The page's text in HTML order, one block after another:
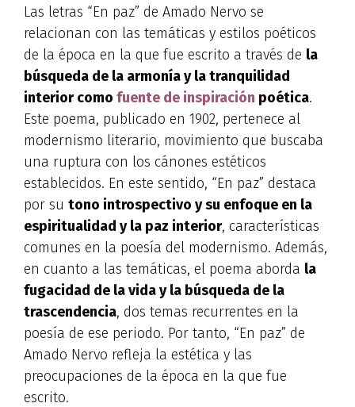
Las letras “En paz” de Amado Nervo se
relacionan con las temáticas y estilos poéticos
de la época en la que fue escrito a través de la
búsqueda de la armonía y la tranquilidad
interior como fuente de inspiración poética.
Este poema, publicado en 1902, pertenece al
modernismo literario, movimiento que buscaba
una ruptura con los cánones estéticos
establecidos. En este sentido, “En paz” destaca
por su tono introspectivo y su enfoque en la
espiritualidad y la paz interior, características
comunes en la poesía del modernismo. Además,
en cuanto a las temáticas, el poema aborda la
fugacidad de la vida y la búsqueda de la
trascendencia, dos temas recurrentes en la
poesía de ese periodo. Por tanto, “En paz” de
Amado Nervo refleja la estética y las
preocupaciones de la época en la que fue
escrito.